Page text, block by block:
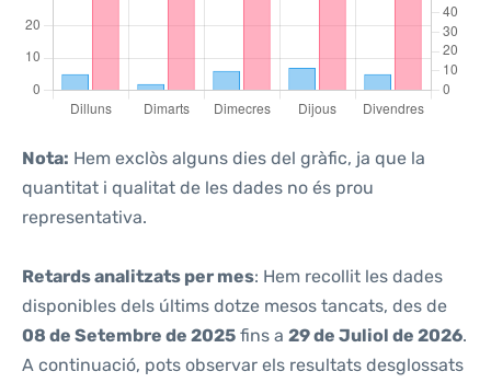
Nota: Hem exclòs alguns dies del gràfic, ja que la
quantitat i qualitat de les dades no és prou
representativa.
Retards analitzats per mes: Hem recollit les dades
disponibles dels últims dotze mesos tancats, des de
08 de Setembre de 2025 fins a 29 de Juliol de 2026.
A continuació, pots observar els resultats desglossats